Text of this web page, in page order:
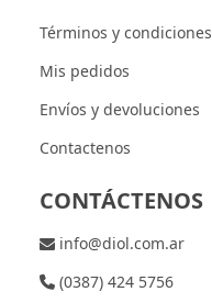
Términos y condiciones
Mis pedidos
Envíos y devoluciones
Contactenos
CONTÁCTENOS
info@diol.com.ar
(0387) 424 5756